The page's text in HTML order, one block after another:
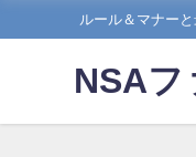
ルール＆マナー
NSAフ